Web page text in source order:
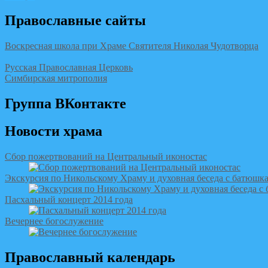
Православные сайты
Воскресная школа при Храме Святителя Николая Чудотворца
Русская Православная Церковь
Симбирская митрополия
Группа ВКонтакте
Новости храма
Сбор пожертвований на Центральный иконостас
Экскурсия по Никольскому Храму и духовная беседа с
Пасхальный концерт 2014 года
Вечернее богослужение
Православный календарь